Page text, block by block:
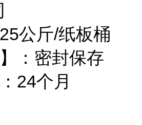
公斤/纸板桶
：密封保存
24个月